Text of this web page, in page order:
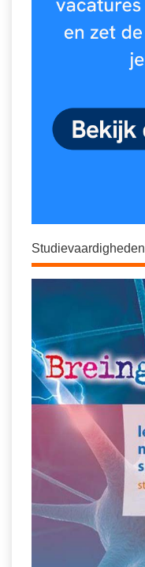
Studievaardigheden